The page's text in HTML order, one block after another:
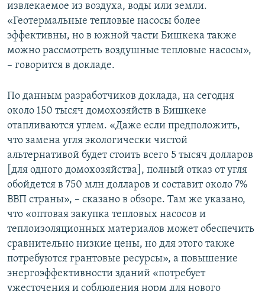
извлекаемое из воздуха, воды или земли.
«Геотермальные тепловые насосы более
эффективны, но в южной части Бишкека также
можно рассмотреть воздушные тепловые насосы»,
– говорится в докладе.
По данным разработчиков доклада, на сегодня
около 150 тысяч домохозяйств в Бишкеке
отапливаются углем. «Даже если предположить,
что замена угля экологически чистой
альтернативой будет стоить всего 5 тысяч долларов
[для одного домохозяйства], полный отказ от угля
обойдется в 750 млн долларов и составит около 7%
ВВП страны», – сказано в обзоре. Там же указано,
что «оптовая закупка тепловых насосов и
теплоизоляционных материалов может обеспечить
сравнительно низкие цены, но для этого также
потребуются грантовые ресурсы», а повышение
энергоэффективности зданий «потребует
ужесточения и соблюдения норм для нового